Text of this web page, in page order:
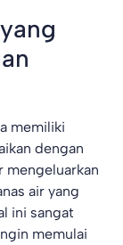
memiliki
dengan
mengeluarkan
air yang
ini sangat
memulai